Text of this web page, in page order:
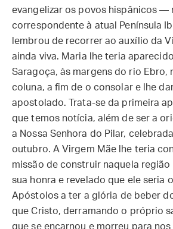
evangelizar os povos hispânicos —
correspondente à atual Península
lembrou de recorrer ao auxílio da
ainda viva. Maria lhe teria
Saragoça, às margens do rio Ebro,
coluna, a fim de o consolar e lhe
apostolado. Trata-se da primeira
que temos notícia, além de ser a
a Nossa Senhora do Pilar,
outubro. A Virgem Mãe lhe teria
missão de construir naquela região
sua honra e revelado que ele seria
Apóstolos a ter a glória de beber
que Cristo, derramando o próprio
que se encarnou e morreu para